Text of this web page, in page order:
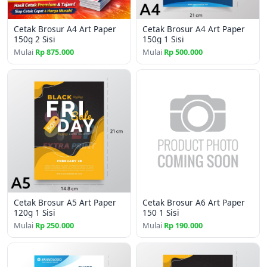
Brosur A4(21 x 29.7 cm) menawarkan ruang yang lebih
luas untuk informasi detail, ideal untuk katalog produk,
daftar menu, atau panduan layanan.
Brosur A5(14.8 x 21 cm), yang merupakan setengah dari
ukuran A4, lebih ringkas dan mudah dibawa. Ini
sempurna untuk promosi singkat, undangan, atau flyer
event.
Pilihan ukuran ini memberikan fleksibilitas untuk
menyesuaikan dengan jumlah informasi yang ingin Anda
sampaikan dan cara Anda ingin membagikannya.
Cetak Kilat: Solusi Saat Anda Terburu-
buru
Konsep "3 jam selesai" atau "1 hari jadi" bukanlah isapan
jempol. Banyakpercetakan brosur terdekatkini dilengkapi
dengan teknologi cetak digital canggih dan tim yang
Cetak Brosur A4 Art Paper
150g 2 Sisi
Mulai Rp 875.000
Cetak Brosur A4 Art Paper
150g 1 Sisi
Mulai Rp 500.000
Cetak Brosur A5 Art Paper
120g 1 Sisi
Mulai Rp 250.000
Cetak Brosur A6 Art Paper
150 1 Sisi
Mulai Rp 190.000